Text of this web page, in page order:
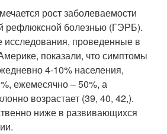
рост заболеваемости
рефлюксной болезнью (ГЭРБ).
исследования, проведенные в
показали, что симптомы
4-10% населения,
ежемесячно – 50%, а
возрастает (39, 40, 42,).
ниже в развивающихся